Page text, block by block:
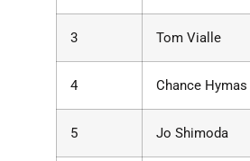
3 Tom Vialle
4 Chance Hymas
5 Jo Shimoda